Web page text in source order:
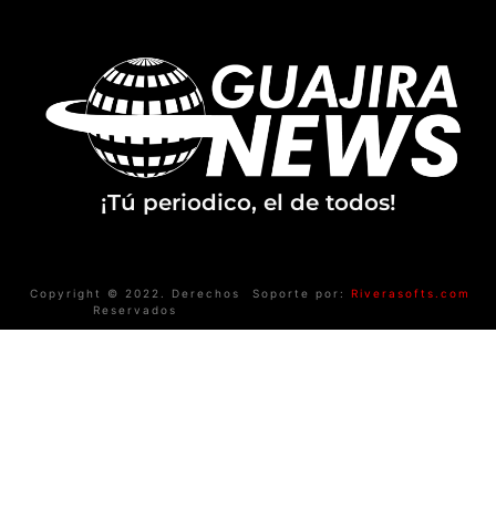
¡Tú periodico, el de todos!
Copyright © 2022. Derechos
Reservados
Soporte por: Riverasofts.com